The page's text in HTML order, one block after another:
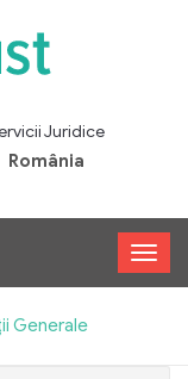
Juridice
România
Generale